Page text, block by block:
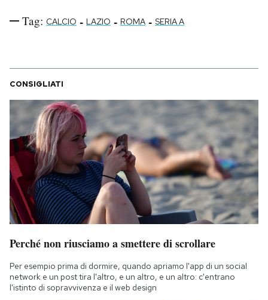
Tag: CALCIO - LAZIO - ROMA - SERIA A
CONSIGLIATI
Perché non riusciamo a smettere di scrollare
Per esempio prima di dormire, quando apriamo l'app di un social
network e un post tira l'altro, e un altro, e un altro: c'entrano
l'istinto di sopravvivenza e il web design